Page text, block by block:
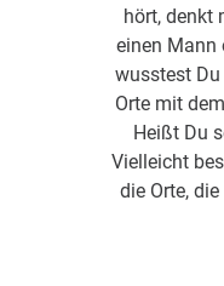
hört, denkt
einen Mann
wusstest
Orte mit
Heißt Du
Vielleicht
die Orte,